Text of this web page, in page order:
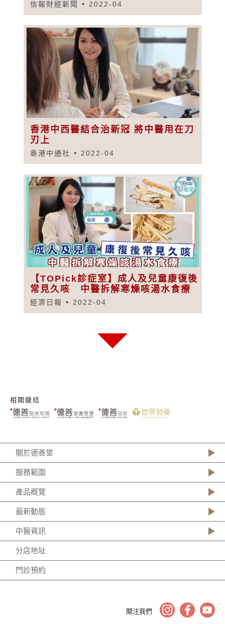
信報財經新聞 2022-04
香港中西醫結合治新冠 將中醫用在刀
刃上
香港中通社 2022-04
【TOPick診症室】成人及兒童康復後
常見久咳 中醫拆解寒燥咳湯水食療
經濟日報 2022-04
相關鏈結
關於德善堂
服務範圍
產品概覽
最新動態
中醫資訊
分店地址
門診預約
關注我們